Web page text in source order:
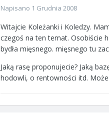
Napisano 1 Grudnia 2008
Witajcie Koleżanki i Koledzy.
czegoś na ten temat. Osobiście
bydła mięsnego. mięsnego tu
Jaką rasę proponujecie? Jaką
hodowli, o rentowności itd.